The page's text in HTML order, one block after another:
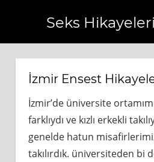
Seks Hikayeleri
İzmir Ensest
İzmir’de üniversite
farklıydı ve kızlı erkekli
genelde hatun
takılırdık. üniversiteden bi